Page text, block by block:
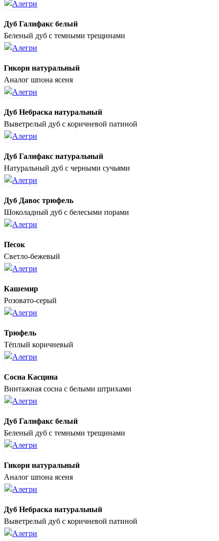
Дуб Галифакс белый
Беленый дуб с темными трещинами
Гикори натуральный
Аналог шпона ясеня
Дуб Небраска натуральный
Выветрелый дуб с коричневой патиной
Дуб Галифакс натуральный
Натуральный дуб с черными сучьями
Дуб Давос трюфель
Шоколадный дуб с белесыми порами
Песок
Светло-бежевый
Кашемир
Розовато-серый
Трюфель
Тёплый коричневый
Сосна Касцина
Винтажная сосна с белыми штрихами
Дуб Галифакс белый
Беленый дуб с темными трещинами
Гикори натуральный
Аналог шпона ясеня
Дуб Небраска натуральный
Выветрелый дуб с коричневой патиной